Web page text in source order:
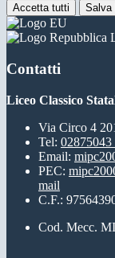
Accetta tutti Salva
Contatti
Liceo Classico
Via Circo 4
Tel: 02875043
Email:
PEC:
mail
C.F.:
Cod. Mecc.